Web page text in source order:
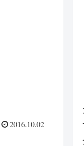
2016.10.02